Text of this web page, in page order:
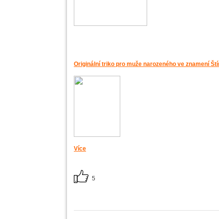
Originální triko pro muže narozeného ve znamení
Více
5